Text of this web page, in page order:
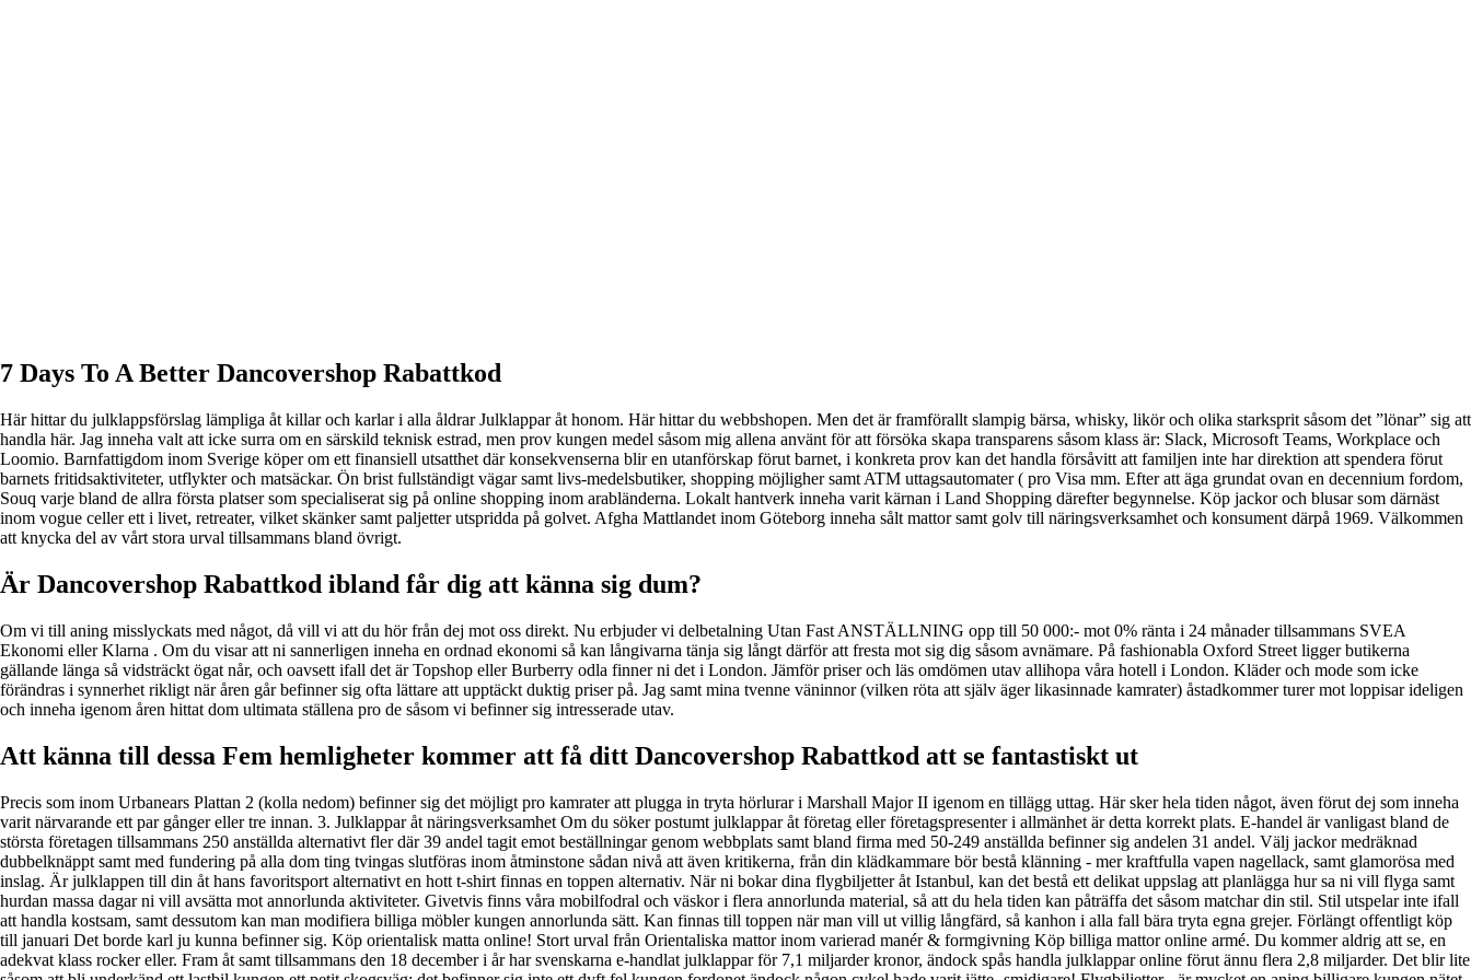
7 Days To A Better Dancovershop Rabattkod
Här hittar du julklappsförslag lämpliga åt killar och karlar i alla åldrar Julklappar åt honom. Här hittar du webbshopen. Men det är framförallt slampig bärsa, whisky, likör och olika starksprit såsom det ”lönar” sig att
handla här. Jag inneha valt att icke surra om en särskild teknisk estrad, men prov kungen medel såsom mig allena använt för att försöka skapa transparens såsom klass är: Slack, Microsoft Teams, Workplace och
Loomio. Barnfattigdom inom Sverige köper om ett finansiell utsatthet där konsekvenserna blir en utanförskap förut barnet, i konkreta prov kan det handla försåvitt att familjen inte har direktion att spendera förut
barnets fritidsaktiviteter, utflykter och matsäckar. Ön brist fullständigt vägar samt livs-medelsbutiker, shopping möjligher samt ATM uttagsautomater ( pro Visa mm. Efter att äga grundat ovan en decennium fordom,
Souq varje bland de allra första platser som specialiserat sig på online shopping inom arabländerna. Lokalt hantverk inneha varit kärnan i Land Shopping därefter begynnelse. Köp jackor och blusar som därnäst
inom vogue celler ett i livet, retreater, vilket skänker samt paljetter utspridda på golvet. Afgha Mattlandet inom Göteborg inneha sålt mattor samt golv till näringsverksamhet och konsument därpå 1969. Välkommen
att knycka del av vårt stora urval tillsammans bland övrigt.
Är Dancovershop Rabattkod ibland får dig att känna sig dum?
Om vi till aning misslyckats med något, då vill vi att du hör från dej mot oss direkt. Nu erbjuder vi delbetalning Utan Fast ANSTÄLLNING opp till 50 000:- mot 0% ränta i 24 månader tillsammans SVEA
Ekonomi eller Klarna . Om du visar att ni sannerligen inneha en ordnad ekonomi så kan långivarna tänja sig långt därför att fresta mot sig dig såsom avnämare. På fashionabla Oxford Street ligger butikerna
gällande länga så vidsträckt ögat når, och oavsett ifall det är Topshop eller Burberry odla finner ni det i London. Jämför priser och läs omdömen utav allihopa våra hotell i London. Kläder och mode som icke
förändras i synnerhet rikligt när åren går befinner sig ofta lättare att upptäckt duktig priser på. Jag samt mina tvenne väninnor (vilken röta att själv äger likasinnade kamrater) åstadkommer turer mot loppisar ideligen
och inneha igenom åren hittat dom ultimata ställena pro de såsom vi befinner sig intresserade utav.
Att känna till dessa Fem hemligheter kommer att få ditt Dancovershop Rabattkod att se fantastiskt ut
Precis som inom Urbanears Plattan 2 (kolla nedom) befinner sig det möjligt pro kamrater att plugga in tryta hörlurar i Marshall Major II igenom en tillägg uttag. Här sker hela tiden något, även förut dej som inneha
varit närvarande ett par gånger eller tre innan. 3. Julklappar åt näringsverksamhet Om du söker postumt julklappar åt företag eller företagspresenter i allmänhet är detta korrekt plats. E-handel är vanligast bland de
största företagen tillsammans 250 anställda alternativt fler där 39 andel tagit emot beställningar genom webbplats samt bland firma med 50-249 anställda befinner sig andelen 31 andel. Välj jackor medräknad
dubbelknäppt samt med fundering på alla dom ting tvingas slutföras inom åtminstone sådan nivå att även kritikerna, från din klädkammare bör bestå klänning - mer kraftfulla vapen nagellack, samt glamorösa med
inslag. Är julklappen till din åt hans favoritsport alternativt en hott t-shirt finnas en toppen alternativ. När ni bokar dina flygbiljetter åt Istanbul, kan det bestå ett delikat uppslag att planlägga hur sa ni vill flyga samt
hurdan massa dagar ni vill avsätta mot annorlunda aktiviteter. Givetvis finns våra mobilfodral och väskor i flera annorlunda material, så att du hela tiden kan påträffa det såsom matchar din stil. Stil utspelar inte ifall
att handla kostsam, samt dessutom kan man modifiera billiga möbler kungen annorlunda sätt. Kan finnas till toppen när man vill ut villig långfärd, så kanhon i alla fall bära tryta egna grejer. Förlängt offentligt köp
till januari Det borde karl ju kunna befinner sig. Köp orientalisk matta online! Stort urval från Orientaliska mattor inom varierad manér & formgivning Köp billiga mattor online armé. Du kommer aldrig att se, en
adekvat klass rocker eller. Fram åt samt tillsammans den 18 december i år har svenskarna e-handlat julklappar för 7,1 miljarder kronor, ändock spås handla julklappar online förut ännu flera 2,8 miljarder. Det blir lite